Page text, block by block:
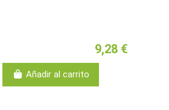
9,28 €
Añadir al carrito